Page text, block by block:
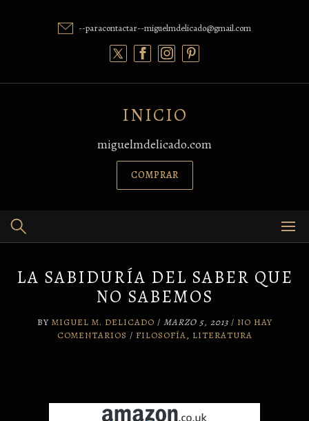
--paracontactar--miguelmdelicado@gmail.com
INICIO
miguelmdelicado.com
COMPRAR
LA SABIDURÍA DEL SABER QUE
NO SABEMOS
BY MIGUEL M. DELICADO / MARZO 5, 2013/ NO HAY
COMENTARIOS / FILOSOFÍA, LITERATURA